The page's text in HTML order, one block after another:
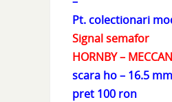
Pt. colectionari
Signal semafor
HORNBY –
scara ho – 16.5 mm
pret 100 ron